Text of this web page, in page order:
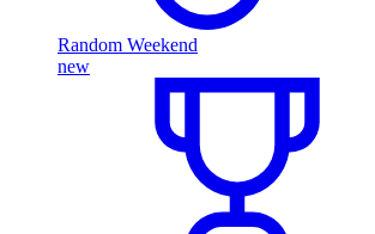
Random Weekend
new